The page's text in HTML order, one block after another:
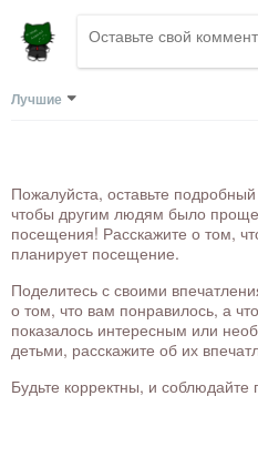
Лучшие
Пожалуйста, оставьте
чтобы другим людям было
посещения! Расскажите о том,
планирует посещение.
Поделитесь с своими
о том, что вам понравилось, а
показалось интересным или
детьми, расскажите об их
Будьте корректны, и соблюдайте